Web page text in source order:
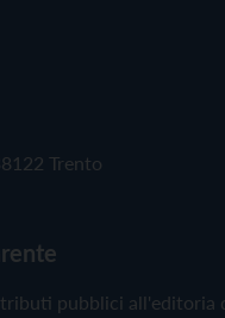
Trento
pubblici all'editoria